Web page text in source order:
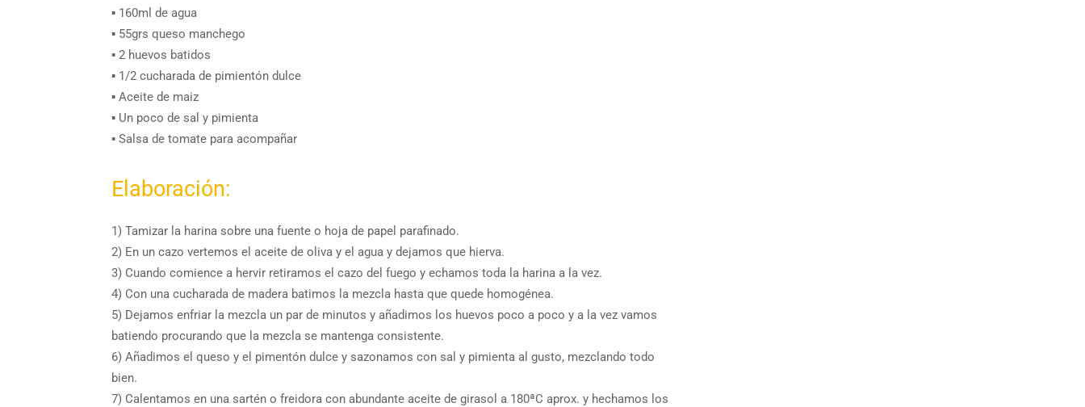
▪ 160ml de agua
▪ 55grs queso manchego
▪ 2 huevos batidos
▪ 1/2 cucharada de pimientón dulce
▪ Aceite de maiz
▪ Un poco de sal y pimienta
▪ Salsa de tomate para acompañar
Elaboración:
1) Tamizar la harina sobre una fuente o hoja de papel parafinado.
2) En un cazo vertemos el aceite de oliva y el agua y dejamos que hierva.
3) Cuando comience a hervir retiramos el cazo del fuego y echamos toda la harina a la vez.
4) Con una cucharada de madera batimos la mezcla hasta que quede homogénea.
5) Dejamos enfriar la mezcla un par de minutos y añadimos los huevos poco a poco y a la vez vamos
batiendo procurando que la mezcla se mantenga consistente.
6) Añadimos el queso y el pimentón dulce y sazonamos con sal y pimienta al gusto, mezclando todo
bien.
7) Calentamos en una sartén o freidora con abundante aceite de girasol a 180ªC aprox. y hechamos los